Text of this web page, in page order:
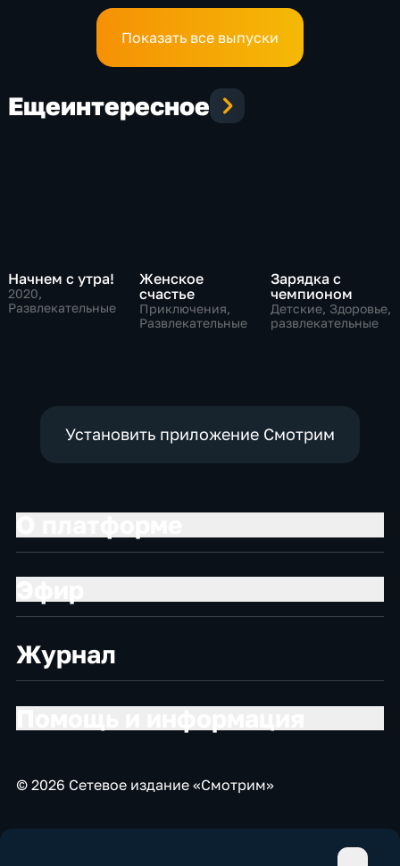
Показать все выпуски
Ещеинтересное
Начнем с утра!
2020,
Развлекательные
Женское
счастье
Приключения,
Развлекательные
Зарядка с
чемпионом
Детские, Здоровье,
развлекательные
Установить приложение Смотрим
Журнал
© 2026 Сетевое издание «Смотрим»